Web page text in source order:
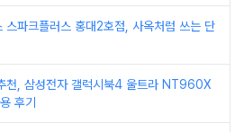
스파크플러스 홍대2호점, 사옥처럼 쓰는 단
천, 삼성전자 갤럭시북4 울트라 NT960X
후기